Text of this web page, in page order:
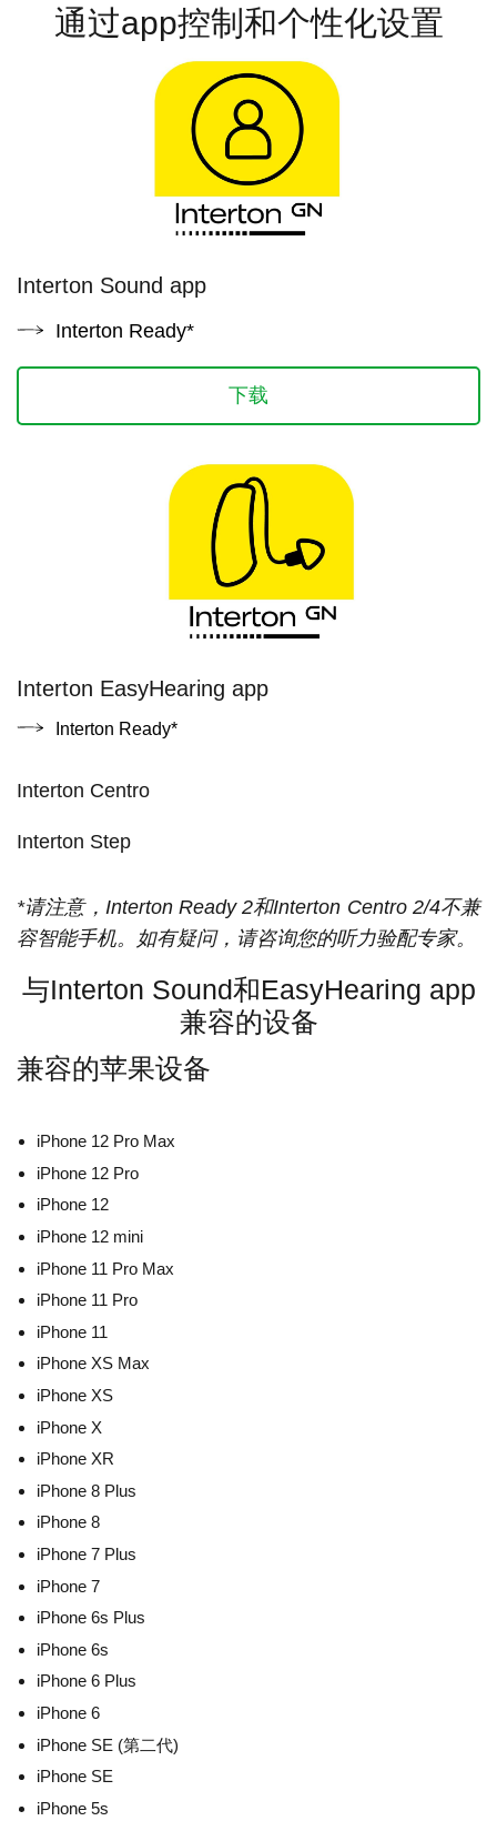
通过app控制和个性化设置
Interton Sound app
Interton Ready*
下载
Interton EasyHearing app
Interton Ready*
Interton Centro
Interton Step
*请注意，Interton Ready 2和Interton Centro 2/4不兼
容智能手机。如有疑问，请咨询您的听力验配专家。
与Interton Sound和EasyHearing app
兼容的设备
兼容的苹果设备
iPhone 12 Pro Max
iPhone 12 Pro
iPhone 12
iPhone 12 mini
iPhone 11 Pro Max
iPhone 11 Pro
iPhone 11
iPhone XS Max
iPhone XS
iPhone X
iPhone XR
iPhone 8 Plus
iPhone 8
iPhone 7 Plus
iPhone 7
iPhone 6s Plus
iPhone 6s
iPhone 6 Plus
iPhone 6
iPhone SE (第二代)
iPhone SE
iPhone 5s